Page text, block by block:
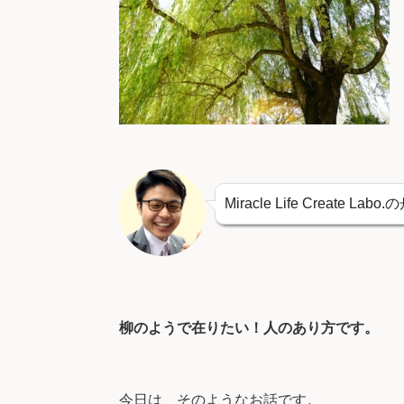
Miracle Life Create Labo.の
柳のようで在りたい！人のあり方です。
今日は、そのようなお話です。